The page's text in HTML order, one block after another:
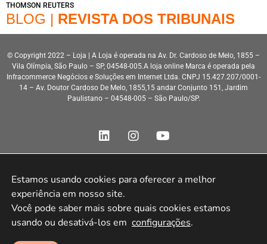
THOMSON REUTERS
BLOG | REVISTA DOS TRIBUNAIS
© Copyright 2022 – Loja | A Loja é operada na Av. Dr. Cardoso de Melo, 1855 –
Vila Olímpia, São Paulo – SP, 04548-005.A loja online Marca é operada pela
Infracommerce Negócios e Soluções em Internet Ltda. CNPJ 15.427.207/0001-
14 – Av. Doutor Cardoso De Melo, 1855,15 andar Conjunto 151, Jardim
Paulistano – 04548-005 – São Paulo/SP.
Estamos usando cookies para oferecer a melhor
experiência em nosso site.
Você pode saber mais sobre quais cookies estamos
usando ou desativá-los em configurações.